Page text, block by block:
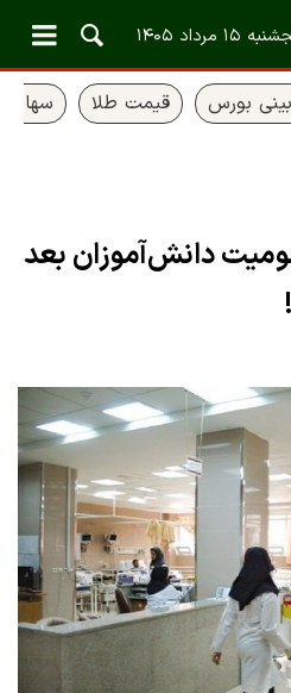
۱۵ مرداد ۱۴۰۵
بورس قیمت طلا سهام
دانش‌آموزان بعد